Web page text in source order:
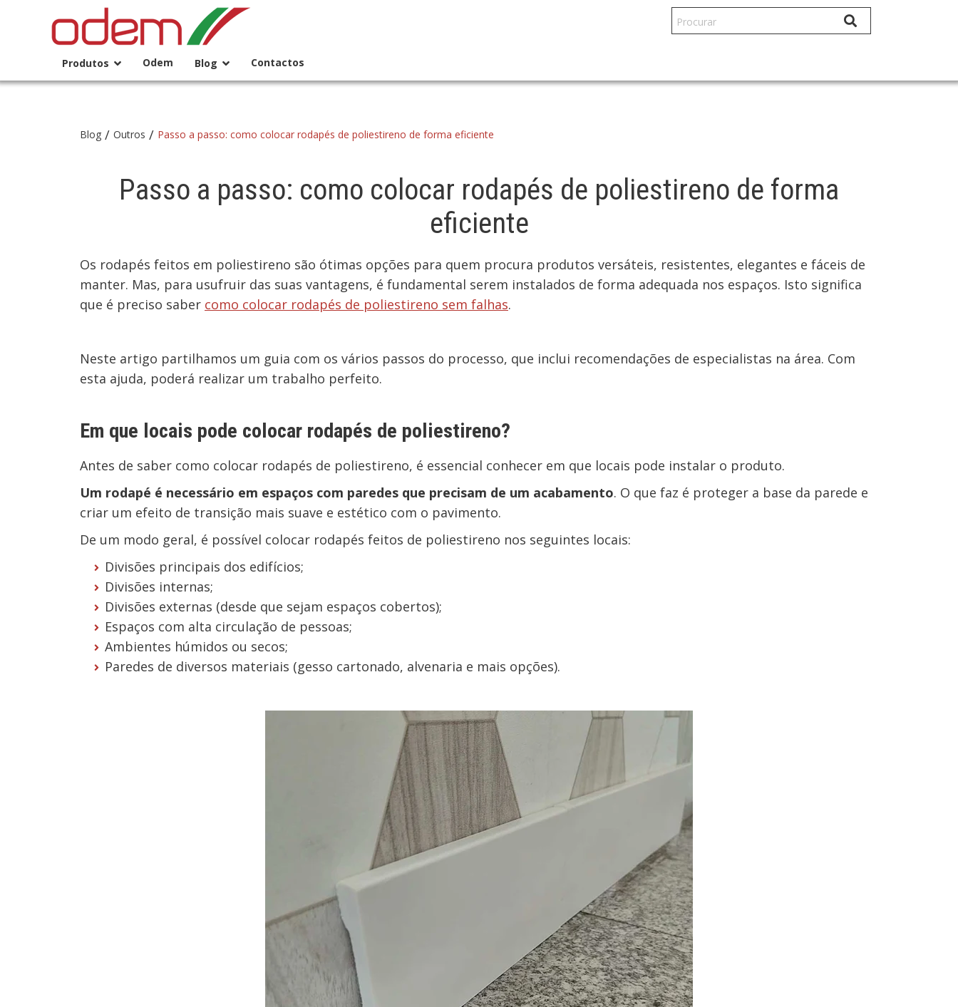
Produtos Odem Blog Contactos
Blog / Outros / Passo a passo: como colocar rodapés de poliestireno de forma eficiente
Passo a passo: como colocar rodapés de poliestireno de forma
eficiente
Os rodapés feitos em poliestireno são ótimas opções para quem procura produtos versáteis, resistentes, elegantes e fáceis de
manter. Mas, para usufruir das suas vantagens, é fundamental serem instalados de forma adequada nos espaços. Isto significa
que é preciso saber como colocar rodapés de poliestireno sem falhas.
Neste artigo partilhamos um guia com os vários passos do processo, que inclui recomendações de especialistas na área. Com
esta ajuda, poderá realizar um trabalho perfeito.
Em que locais pode colocar rodapés de poliestireno?
Antes de saber como colocar rodapés de poliestireno, é essencial conhecer em que locais pode instalar o produto.
Um rodapé é necessário em espaços com paredes que precisam de um acabamento. O que faz é proteger a base da parede e
criar um efeito de transição mais suave e estético com o pavimento.
De um modo geral, é possível colocar rodapés feitos de poliestireno nos seguintes locais:
Divisões principais dos edifícios;
Divisões internas;
Divisões externas (desde que sejam espaços cobertos);
Espaços com alta circulação de pessoas;
Ambientes húmidos ou secos;
Paredes de diversos materiais (gesso cartonado, alvenaria e mais opções).